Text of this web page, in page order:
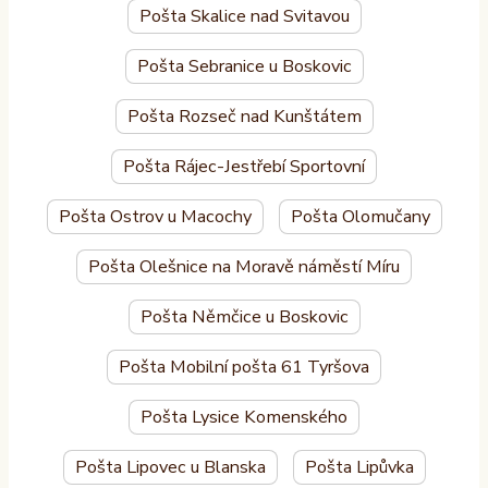
Pošta Skalice nad Svitavou
Pošta Sebranice u Boskovic
Pošta Rozseč nad Kunštátem
Pošta Rájec-Jestřebí Sportovní
Pošta Ostrov u Macochy Pošta Olomučany
Pošta Olešnice na Moravě náměstí Míru
Pošta Němčice u Boskovic
Pošta Mobilní pošta 61 Tyršova
Pošta Lysice Komenského
Pošta Lipovec u Blanska Pošta Lipůvka